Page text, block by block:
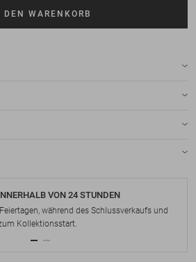
DEN WARENKORB
VON 24 STUNDEN
während des Schlussverkaufs und
Kollektionsstart.